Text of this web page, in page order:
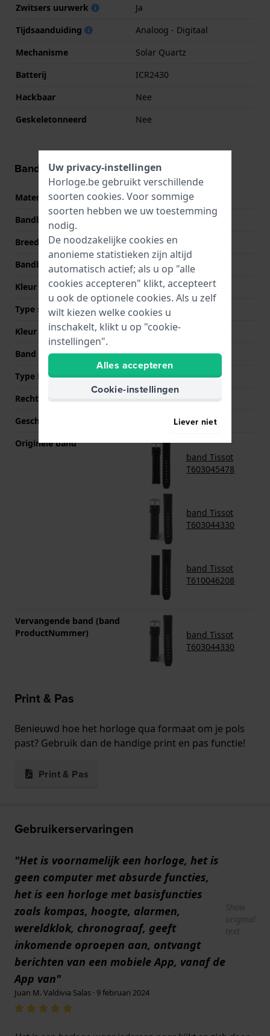
Zwitsers uurwerk
Ja
Tijdsaanduiding
Analoog - Digitaal
Mechanisme
Solar Quartz
Batterij
ICR2430
Hackbaar
Nee
Geskeletonneerd
Nee
Band informatie
Materiaal Band
Siliconen/Rubber
Bandbreedte
Breedte bandaanzet
23 mm
Bandbreedte bij sluiting
22 mm
Kleur Band
Zwart
Type sluiting
Gesp
Kleur sluiting
Zilver
Band op maat gemaakt?
Ja
Type Bevestiging
Bandpennen
Rechte aanzet
Geschikt voor polsomtrek
150 mm - 220 mm
Originele band
band Tissot
T603045478
band Tissot
T603044330
band Tissot
T610046208
Vervangende band (band
ProductNummer)
band Tissot
T603044330
Print & Pas
Benieuwd hoe het horloge qua formaat om je pols
past? Gebruik dan de handige print en pas functie!
Print & Pas
Gebruikerservaringen
"Het is voornamelijk een horloge, het is
geen computer met absurde functies,
het is een horloge met basisfuncties
zoals kompas, hoogte, alarmen,
wereldklok, chronograaf, geeft
inkomende oproepen aan, ontvangt
berichten van een mobiele App, vanaf de
App van"
Show
original
text
Juan M. Valdivia Salas · 9 februari 2024
Uw privacy-instellingen
Horloge.be gebruikt verschillende
soorten cookies. Voor sommige
soorten hebben we uw toestemming
nodig.
De noodzakelijke cookies en
anonieme statistieken zijn altijd
automatisch actief; als u op "alle
cookies accepteren" klikt, accepteert
u ook de optionele cookies. Als u zelf
wilt kiezen welke cookies u
inschakelt, klikt u op "cookie-
instellingen".
Alles accepteren
Cookie-instellingen
Liever niet